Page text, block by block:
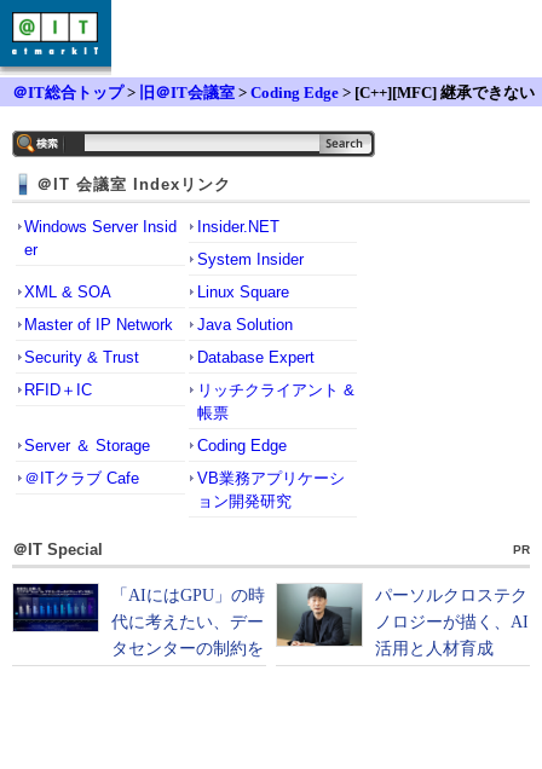
＠IT総合トップ> 旧＠IT会議室 > Coding Edge > [C++][MFC] 継承できない
＠IT 会議室 Indexリンク
Windows Server Insid
er
Insider.NET
System Insider
XML & SOA
Linux Square
Master of IP Network
Java Solution
Security & Trust
Database Expert
RFID＋IC
リッチクライアント &
帳票
Server ＆ Storage
Coding Edge
＠ITクラブ Cafe
VB業務アプリケーシ
ョン開発研究
＠IT Special PR